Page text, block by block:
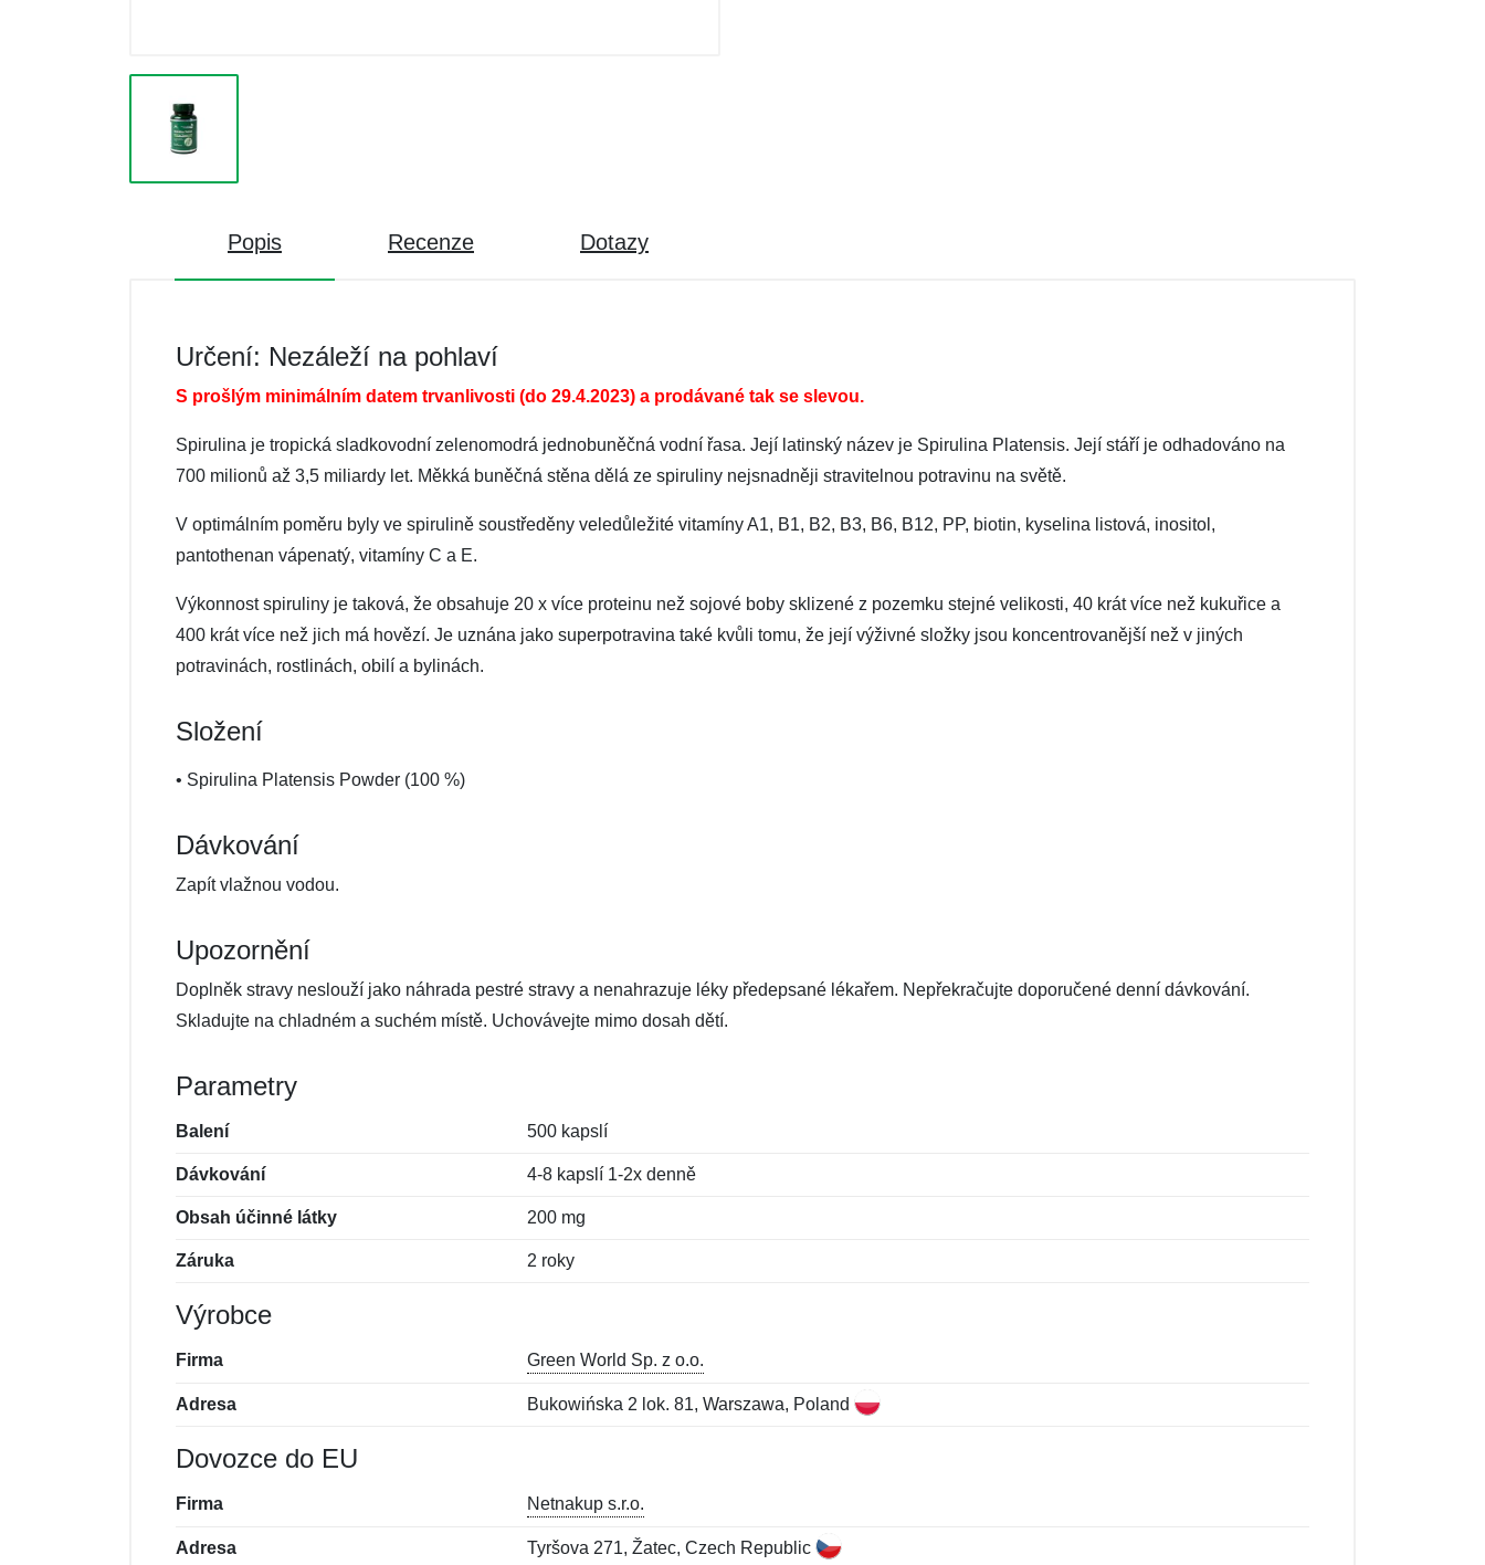
Popis Recenze Dotazy
Určení: Nezáleží na pohlaví
S prošlým minimálním datem trvanlivosti (do 29.4.2023) a prodávané tak se slevou.
Spirulina je tropická sladkovodní zelenomodrá jednobuněčná vodní řasa. Její latinský název je Spirulina Platensis. Její stáří je odhadováno na
700 milionů až 3,5 miliardy let. Měkká buněčná stěna dělá ze spiruliny nejsnadněji stravitelnou potravinu na světě.
V optimálním poměru byly ve spirulině soustředěny veledůležité vitamíny A1, B1, B2, B3, B6, B12, PP, biotin, kyselina listová, inositol,
pantothenan vápenatý, vitamíny C a E.
Výkonnost spiruliny je taková, že obsahuje 20 x více proteinu než sojové boby sklizené z pozemku stejné velikosti, 40 krát více než kukuřice a
400 krát více než jich má hovězí. Je uznána jako superpotravina také kvůli tomu, že její výživné složky jsou koncentrovanější než v jiných
potravinách, rostlinách, obilí a bylinách.
Složení
• Spirulina Platensis Powder (100 %)
Dávkování
Zapít vlažnou vodou.
Upozornění
Doplněk stravy neslouží jako náhrada pestré stravy a nenahrazuje léky předepsané lékařem. Nepřekračujte doporučené denní dávkování.
Skladujte na chladném a suchém místě. Uchovávejte mimo dosah dětí.
Parametry
Balení 500 kapslí
Dávkování 4-8 kapslí 1-2x denně
Obsah účinné látky 200 mg
Záruka 2 roky
Výrobce
Firma Green World Sp. z o.o.
Adresa Bukowińska 2 lok. 81, Warszawa, Poland
Dovozce do EU
Firma Netnakup s.r.o.
Adresa Tyršova 271, Žatec, Czech Republic